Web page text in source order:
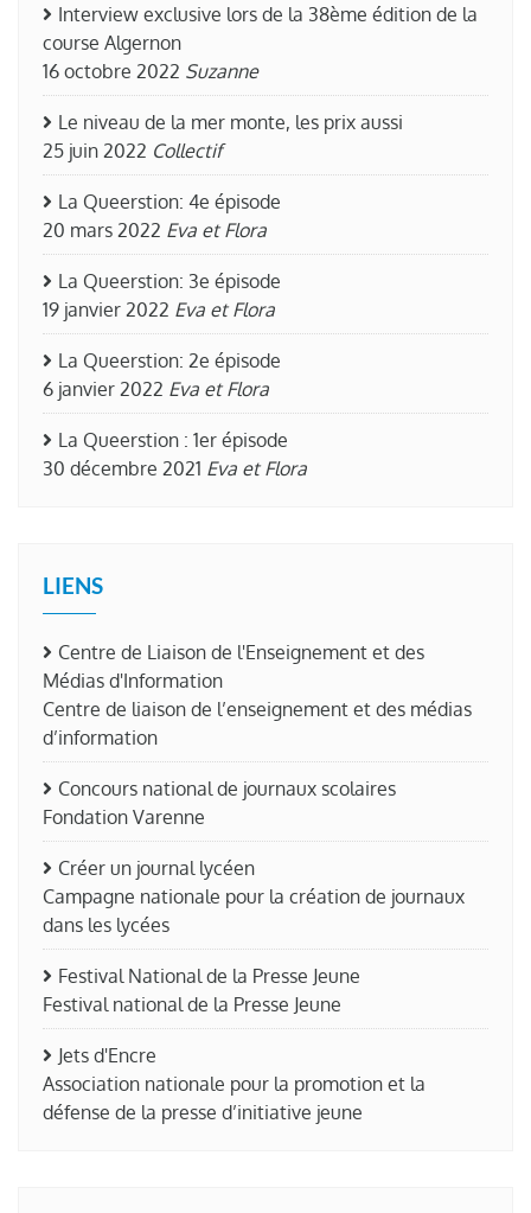
Interview exclusive lors de la 38ème édition de la
course Algernon
16 octobre 2022 Suzanne
Le niveau de la mer monte, les prix aussi
25 juin 2022 Collectif
La Queerstion: 4e épisode
20 mars 2022 Eva et Flora
La Queerstion: 3e épisode
19 janvier 2022 Eva et Flora
La Queerstion: 2e épisode
6 janvier 2022 Eva et Flora
La Queerstion : 1er épisode
30 décembre 2021 Eva et Flora
LIENS
Centre de Liaison de l'Enseignement et des
Médias d'Information
Centre de liaison de l’enseignement et des médias
d’information
Concours national de journaux scolaires
Fondation Varenne
Créer un journal lycéen
Campagne nationale pour la création de journaux
dans les lycées
Festival National de la Presse Jeune
Festival national de la Presse Jeune
Jets d'Encre
Association nationale pour la promotion et la
défense de la presse d’initiative jeune